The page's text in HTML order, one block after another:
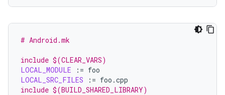
# Android.mk
include $(CLEAR_VARS)
LOCAL_MODULE
:=
LOCAL_SRC_FILES
:=
include $(BUILD_SHARED_LIBRARY)